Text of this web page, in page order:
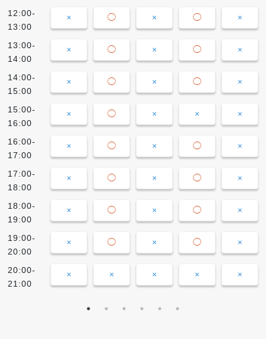
12:00-
13:00
× ◯ × ◯ ×
13:00-
14:00
× ◯ × ◯ ×
14:00-
15:00
× ◯ × ◯ ×
15:00-
16:00
× ◯ × × ×
16:00-
17:00
× ◯ × ◯ ×
17:00-
18:00
× ◯ × ◯ ×
18:00-
19:00
× ◯ × ◯ ×
19:00-
20:00
× ◯ × ◯ ×
20:00-
21:00
× × × × ×